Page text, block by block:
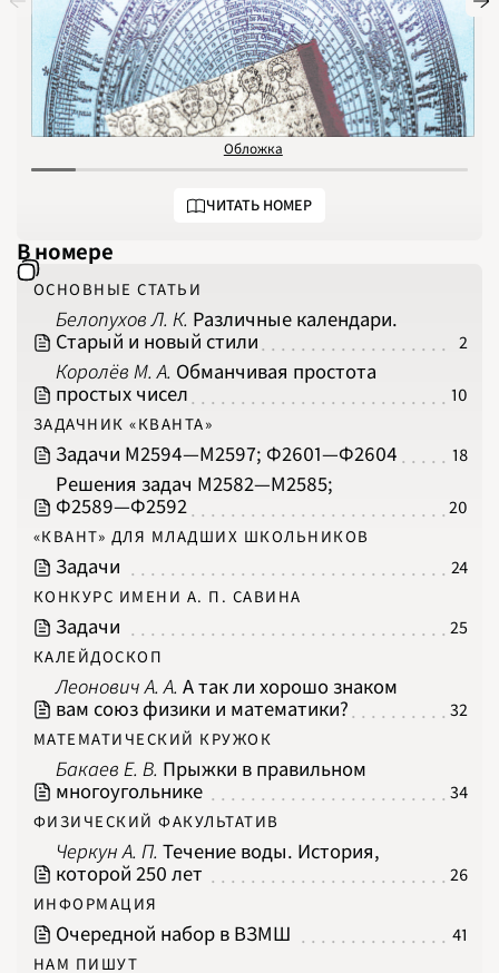
1976
1977
1978
1979
1980
1981
1982
1983
1984
1985
1986
1987
1989
1990
1997
1998
1999
2001
2002
2003
2005
2006
2007
2009
2011
2012
2013
2015
2017
2020
2023
2024
2025
ПОДРОБНО
Обложка
ЧИТАТЬ НОМЕР
В номере
ОСНОВНЫЕ СТАТЬИ
Белопухов Л. К. Различные календари.
Старый и новый стили
2
Королёв М. А. Обманчивая простота
простых чисел
10
ЗАДАЧНИК «КВАНТА»
Задачи М2594‍—‍М2597; Ф2601‍—‍Ф2604 18
Решения задач М2582‍—‍М2585;
Ф2589‍—‍Ф2592
20
«КВАНТ» ДЛЯ МЛАДШИХ ШКОЛЬНИКОВ
Задачи 24
КОНКУРС ИМЕНИ А. П. САВИНА
Задачи 25
КАЛЕЙДОСКОП
Леонович А. А. А так ли хорошо знаком
вам союз физики и математики?
32
МАТЕМАТИЧЕСКИЙ КРУЖОК
Бакаев Е. В. Прыжки в правильном
многоугольнике
34
ФИЗИЧЕСКИЙ ФАКУЛЬТАТИВ
Черкун А. П. Течение воды. История,
которой 250 лет
26
ИНФОРМАЦИЯ
Очередной набор в ВЗМШ 41
НАМ ПИШУТ